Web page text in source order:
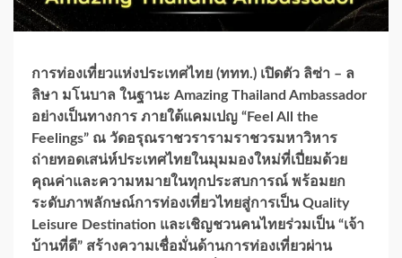
การท่องเที่ยวแห่งประเทศไทย (ททท.) เปิดตัว ลิซ่า – ล
ลิษา มโนบาล ในฐานะ Amazing Thailand Ambassador
อย่างเป็นทางการ ภายใต้แคมเปญ “Feel All the
Feelings” ณ วัดอรุณราชวรารามราชวรมหาวิหาร
ถ่ายทอดเสน่ห์ประเทศไทยในมุมมองใหม่ที่เปี่ยมด้วย
คุณค่าและความหมายในทุกประสบการณ์ พร้อมยก
ระดับภาพลักษณ์การท่องเที่ยวไทยสู่การเป็น Quality
Leisure Destination และเชิญชวนคนไทยร่วมเป็น “เจ้า
บ้านที่ดี” สร้างความเชื่อมั่นด้านการท่องเที่ยวผ่าน